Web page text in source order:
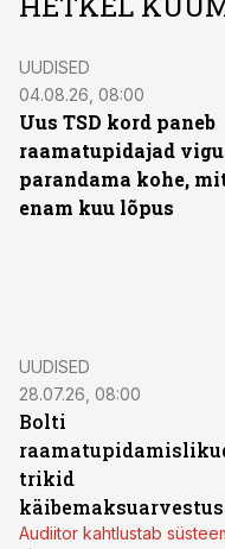
UUDISED
04.08.26, 08:00
Uus TSD kord paneb
raamatupidajad vigu
parandama kohe,
enam kuu lõpus
UUDISED
28.07.26, 08:00
Bolti
trikid
Audiitor kahtlustab